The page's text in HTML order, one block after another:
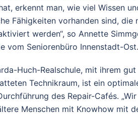
erkennt man, wie viel Wissen
Fähigkeiten vorhanden sind, die
werden“, so Annette
vom Seniorenbüro Innenstadt-Ost.
Huch-Realschule, mit ihrem gut
Technikraum, ist ein
des Repair-Cafés. „Wir
Menschen mit Knowhow mit